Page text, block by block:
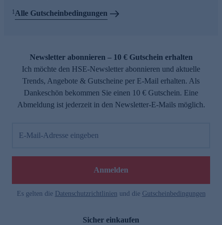
1Alle Gutscheinbedingungen
Newsletter abonnieren – 10 € Gutschein erhalten
Ich möchte den HSE-Newsletter abonnieren und aktuelle
Trends, Angebote & Gutscheine per E-Mail erhalten. Als
Dankeschön bekommen Sie einen 10 € Gutschein. Eine
Abmeldung ist jederzeit in den Newsletter-E-Mails möglich.
E-Mail-Adresse eingeben
Anmelden
Es gelten die Datenschutzrichtlinien und die Gutscheinbedingungen
Sicher einkaufen